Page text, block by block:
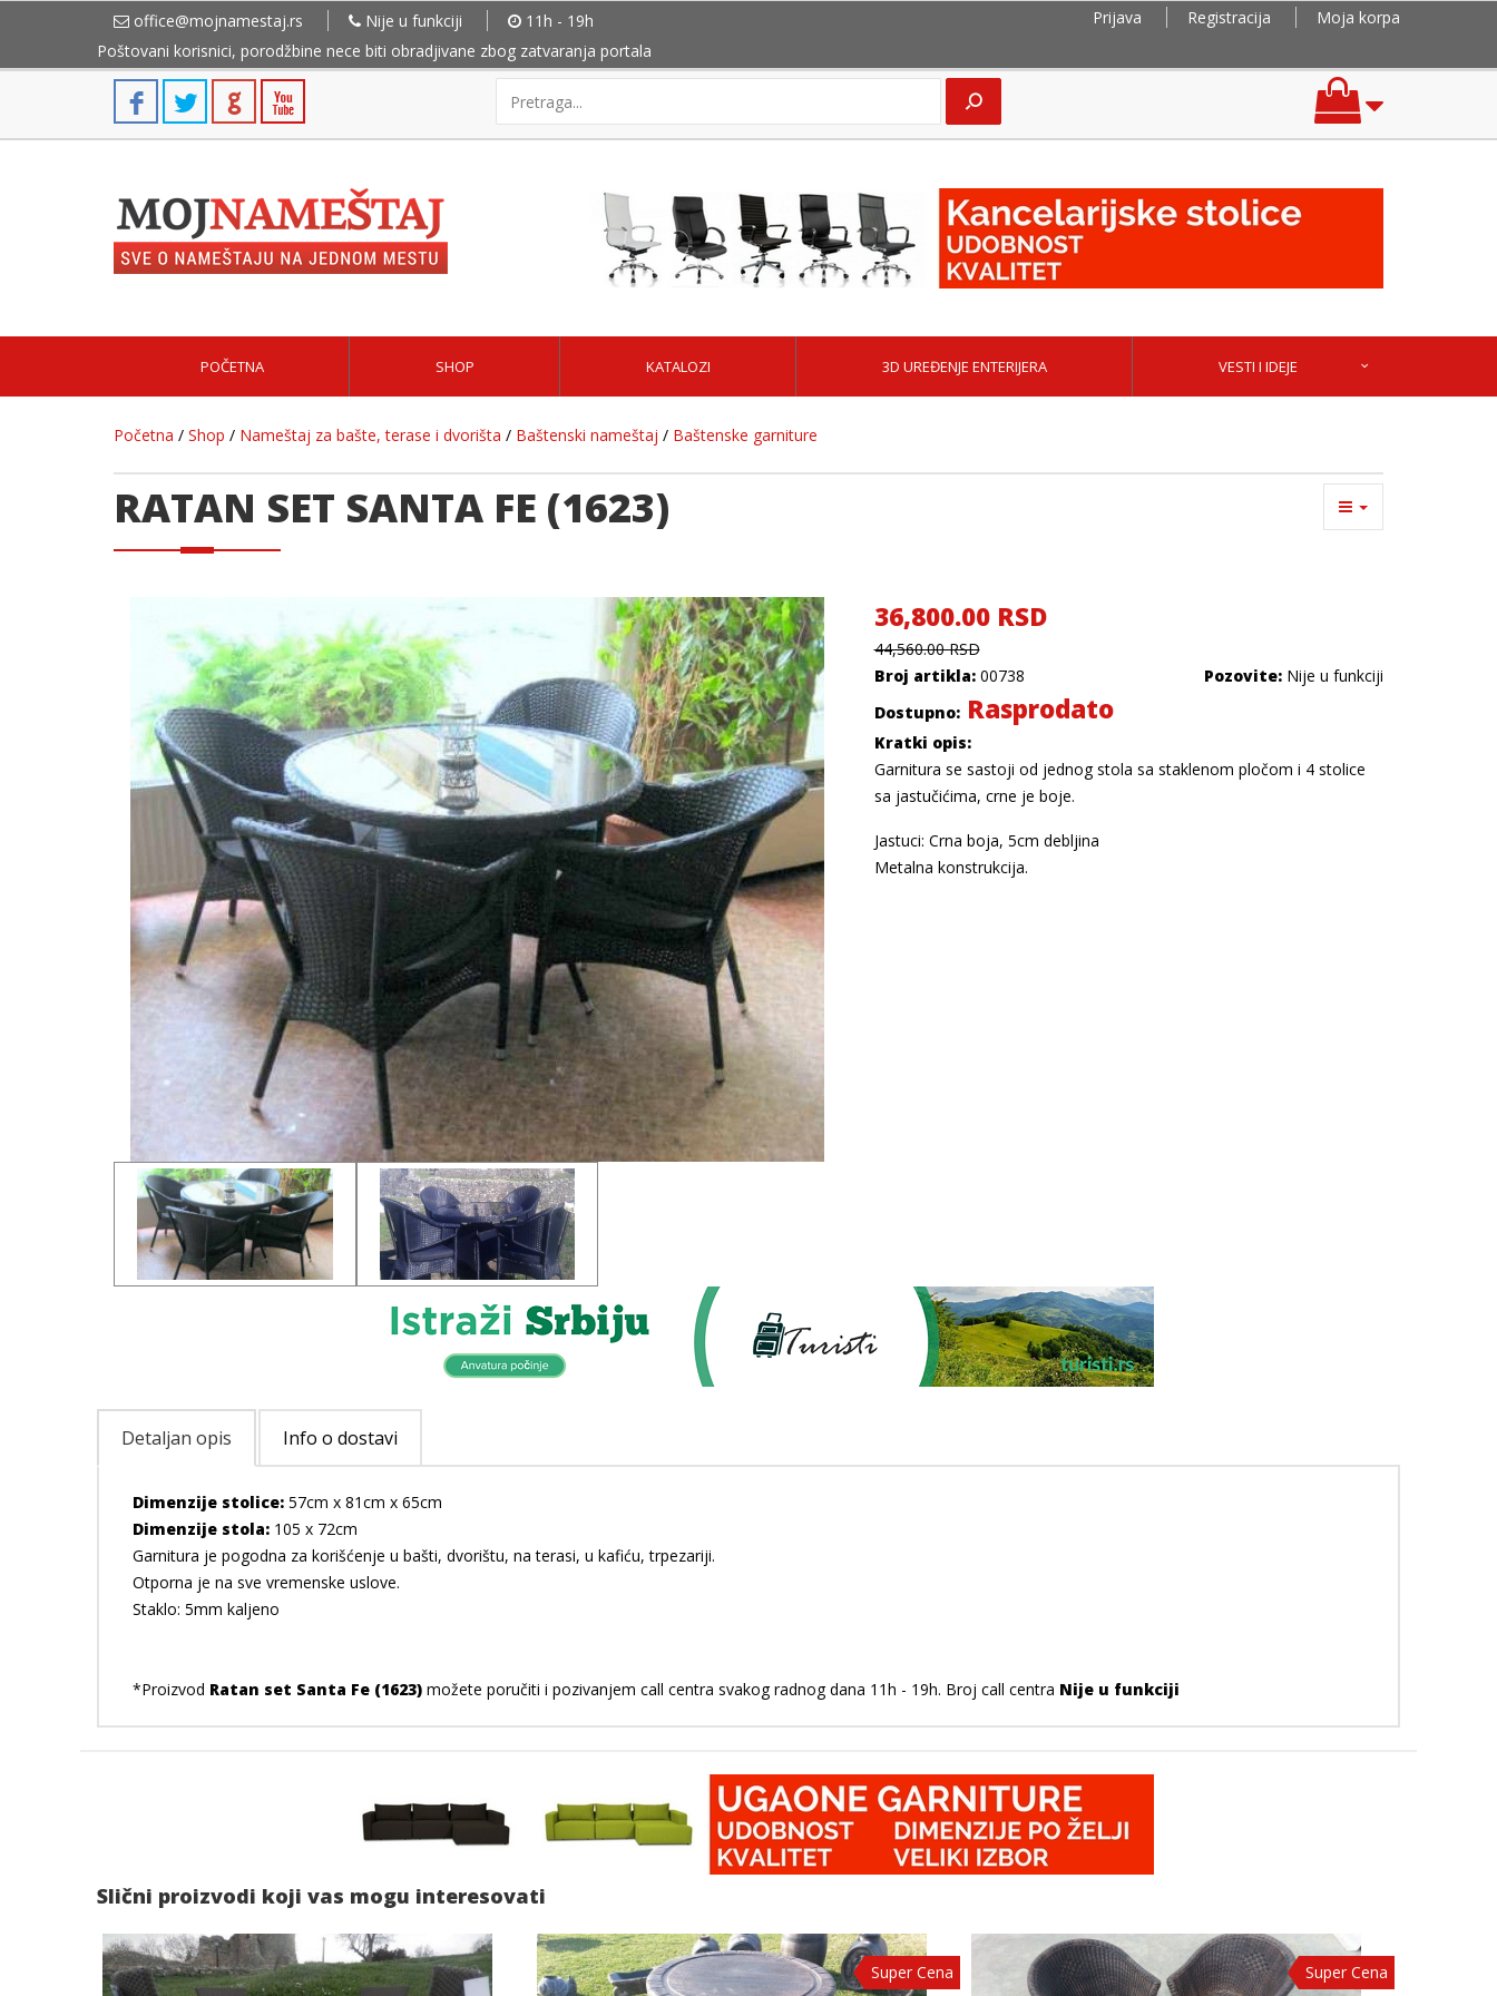
office@mojnamestaj.rs Nije u funkciji 11h - 19h Prijava Registracija
Moja korpa
Poštovani korisnici, porodžbine nece biti obradjivane zbog zatvaranja portala
POČETNA SHOP KATALOZI 3D UREĐENJE ENTERIJERA VESTI I IDEJE
Početna / Shop / Nameštaj za bašte, terase i dvorišta / Baštenski nameštaj / Baštenske garniture
RATAN SET SANTA FE (1623)
36,800.00 RSD
44,560.00 RSD
Broj artikla:00738 Pozovite: Nije u funkciji
Dostupno:Rasprodato
Kratki opis:
Garnitura se sastoji od jednog stola sa staklenom pločom i 4 stolice
sa jastučićima, crne je boje.
Jastuci: Crna boja, 5cm debljina
Metalna konstrukcija.
Detaljan opis Info o dostavi
Dimenzije stolice: 57cm x 81cm x 65cm
Dimenzije stola: 105 x 72cm
Garnitura je pogodna za korišćenje u bašti, dvorištu, na terasi, u kafiću, trpezariji.
Otporna je na sve vremenske uslove.
Staklo: 5mm kaljeno
*Proizvod Ratan set Santa Fe (1623) možete poručiti i pozivanjem call centra svakog radnog dana 11h - 19h. Broj call centra Nije u funkciji
Slični proizvodi koji vas mogu interesovati
Super Cena Super Cena